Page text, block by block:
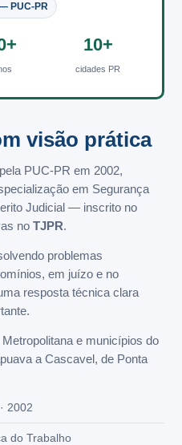
PUC-PR
10+
cidades PR
visão prática
PUC-PR em 2002,
em Segurança
Judicial — inscrito no
no TJPR.
problemas
em juízo e no
resposta técnica clara
e municípios do
a Cascavel, de Ponta
2002
do Trabalho